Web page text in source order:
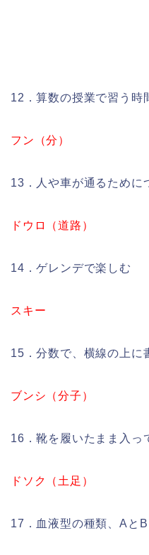
12．算数の授業で習う時
フン（分）
13．人や車が通るために
ドウロ（道路）
14．ゲレンデで楽しむ
スキー
15．分数で、横線の上に
ブンシ（分子）
16．靴を履いたまま入っ
ドソク（土足）
17．血液型の種類、Aと